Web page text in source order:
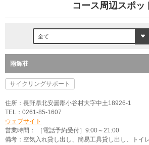
コース周辺スポッ
雨飾荘
サイクリングサポート
住所：長野県北安曇郡小谷村大字中土18926-1
TEL：0261-85-1607
ウェブサイト
営業時間： ［電話予約受付］9:00～21:00
備考：空気入れ貸し出し、簡易工具貸し出し、トイ